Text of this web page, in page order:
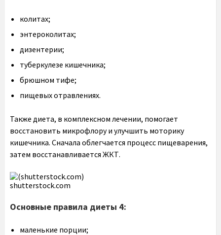
колитах;
энтероколитах;
дизентерии;
туберкулезе кишечника;
брюшном тифе;
пищевых отравлениях.
Также диета, в комплексном лечении, помогает
восстановить микрофлору и улучшить моторику
кишечника. Сначала облегчается процесс пищеварения,
затем восстанавливается ЖКТ.
shutterstock.com
Основные правила диеты 4:
маленькие порции;